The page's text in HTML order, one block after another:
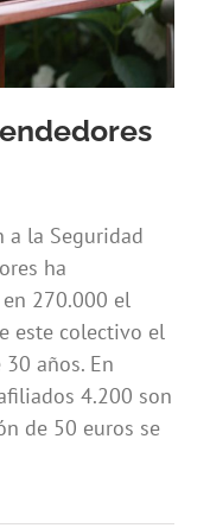
a la Seguridad
ha
270.000 el
este colectivo el
años. En
4.200 son
de 50 euros se